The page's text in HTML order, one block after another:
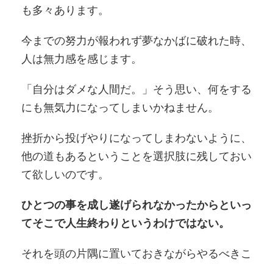
も多々あります。
今までの努力が報われず夢なかばに破れた時、
人は無力感を感じます。
「自分はダメな人間だ。」そう思い、何をする
にも無気力になってしまいかねません。
挫折から投げやりになってしまわないように、
他の道もあるということを選択肢に残しておい
て欲しいのです。
ひとつの事を成し遂げられなかったからといっ
てそこで人生終わりというわけではない。
それを頭の片隅に置いておきながらやるべきこ